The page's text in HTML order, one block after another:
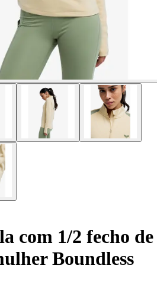
com 1/2 fecho de
Boundless